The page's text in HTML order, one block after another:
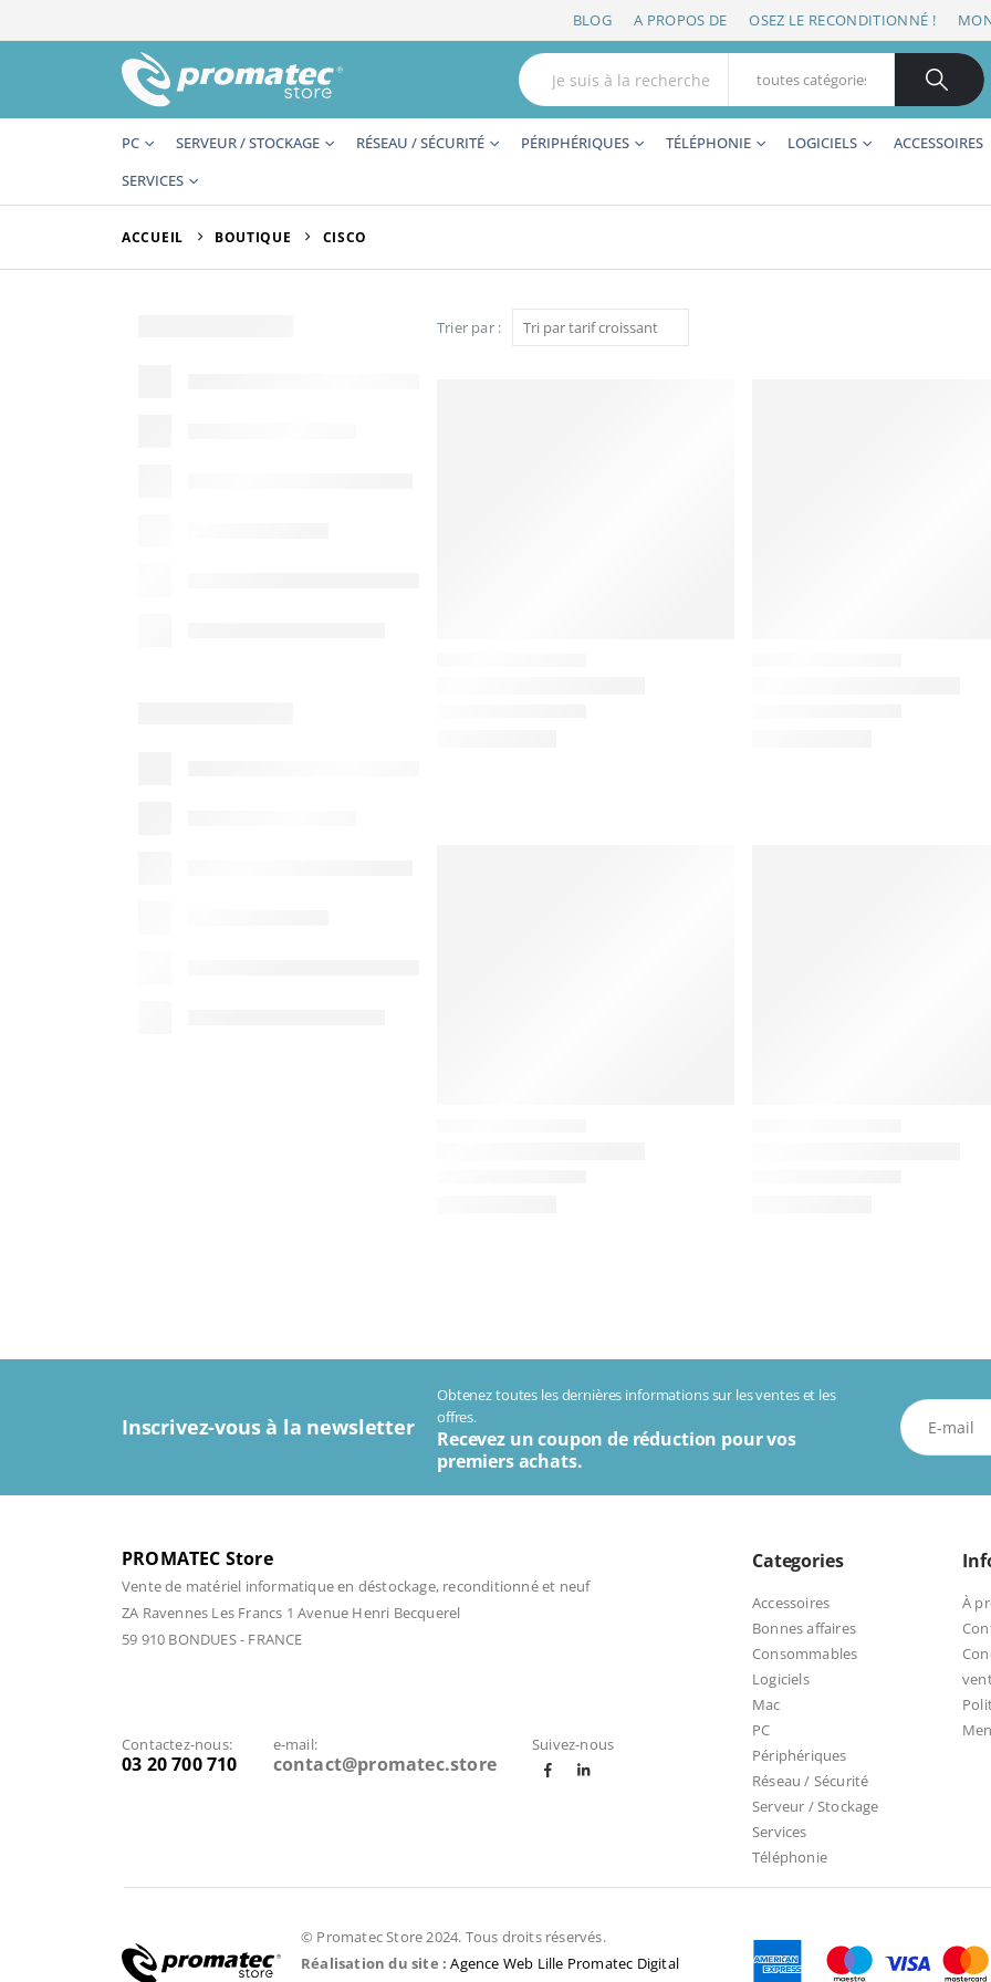
BLOG A PROPOS DE OSEZ LE RECONDITIONNÉ !
PC SERVEUR / STOCKAGE RÉSEAU / SÉCURITÉ PÉRIPHÉRIQUES TÉLÉPHONIE LOGICIELS ACCESSOIRES
SERVICES
ACCUEIL BOUTIQUE CISCO
Trier par :
Inscrivez-vous à la newsletter
Obtenez toutes les dernières informations sur les ventes et les
offres.
Recevez un coupon de réduction pour vos
premiers achats.
PROMATEC Store
Vente de matériel informatique en déstockage, reconditionné et neuf
ZA Ravennes Les Francs 1 Avenue Henri Becquerel
59 910 BONDUES - FRANCE
Contactez-nous:
03 20 700 710
e-mail:
contact@promatec.store
Suivez-nous
Categories
Accessoires
Bonnes affaires
Consommables
Logiciels
Mac
PC
Périphériques
Réseau / Sécurité
Serveur / Stockage
Services
Téléphonie
À
© Promatec Store 2024. Tous droits réservés.
Réalisation du site : Agence Web Lille Promatec Digital